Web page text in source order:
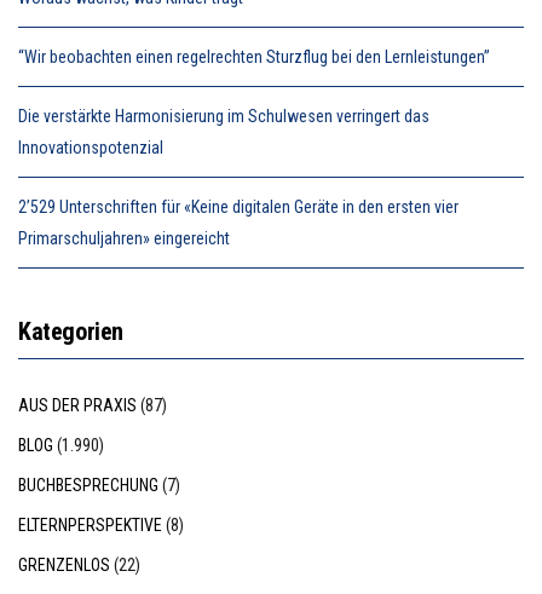
“Wir beobachten einen regelrechten Sturzflug bei den Lernleistungen”
Die verstärkte Harmonisierung im Schulwesen verringert das
Innovationspotenzial
2’529 Unterschriften für «Keine digitalen Geräte in den ersten vier
Primarschuljahren» eingereicht
Kategorien
AUS DER PRAXIS (87)
BLOG (1.990)
BUCHBESPRECHUNG (7)
ELTERNPERSPEKTIVE (8)
GRENZENLOS (22)